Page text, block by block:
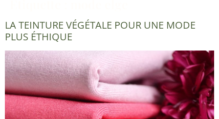
LA TEINTURE VÉGÉTALE POUR UNE MODE
PLUS ÉTHIQUE